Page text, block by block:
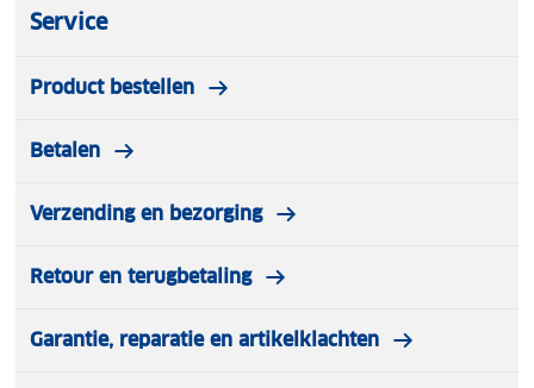
Service
Product bestellen
Betalen
Verzending en bezorging
Retour en terugbetaling
Garantie, reparatie en artikelklachten